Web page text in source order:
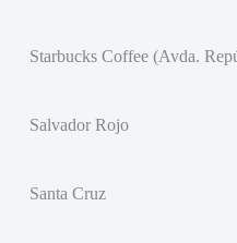
Starbucks Coffee (Avda.
Salvador Rojo
Santa Cruz